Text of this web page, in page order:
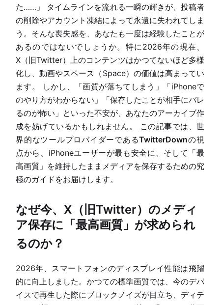
た……」 タイムラインを流れる一瞬の輝きが、投稿者
の削除やアカウント凍結によって永遠に失われてしま
う。そんな喪失感を、あなたも一度は経験したことが
あるのではないでしょうか。特に2026年の現在、
X（旧Twitter）上のコンテンツはかつてないほど多様
化し、動画やスペース（Space）の価値は高まってい
ます。 しかし、「画質が落ちてしまう」「iPhoneで
のやり方がわからない」「保存したことが相手にバレ
るのが怖い」といった不安が、あなたのアーカイブ作
成を妨げているかもしれません。 この記事では、世
界的なツールプロバイダーであるTwitterDownの視
点から、iPhoneユーザーが最も安全に、そして「最
高画質」を維持したままメディアを保存するための究
極のガイドをお届けします。
なぜ今、X（旧Twitter）のメディ
ア保存に「最高画質」が求められ
るのか？
2026年、スマートフォンのディスプレイ性能は飛躍
的に向上しました。かつての標準画質では、今のデバ
イスで再生した際にブロックノイズが目立ち、ディテ